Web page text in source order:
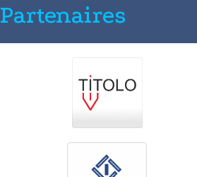
Partenaires